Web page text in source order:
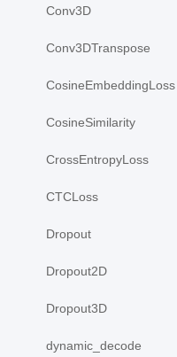
Conv3D
Conv3DTranspose
CosineEmbeddingLoss
CosineSimilarity
CrossEntropyLoss
CTCLoss
Dropout
Dropout2D
Dropout3D
dynamic_decode